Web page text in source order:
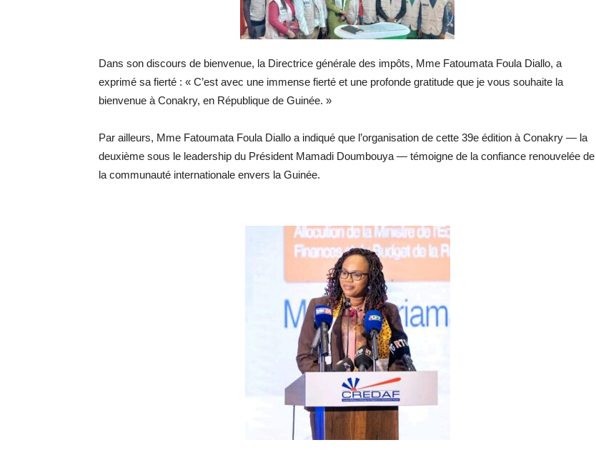
Dans son discours de bienvenue, la Directrice générale des impôts, Mme Fatoumata Foula Diallo, a
exprimé sa fierté : « C’est avec une immense fierté et une profonde gratitude que je vous souhaite la
bienvenue à Conakry, en République de Guinée. »
​Par ailleurs, Mme Fatoumata Foula Diallo a indiqué que l’organisation de cette 39e édition à Conakry — la
deuxième sous le leadership du Président Mamadi Doumbouya — témoigne de la confiance renouvelée de
la communauté internationale envers la Guinée.